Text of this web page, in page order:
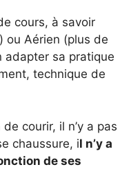
cours, à savoir
ou Aérien (plus de
adapter sa pratique
technique de
courir, il n’y a pas
chaussure, il n’y a
de ses